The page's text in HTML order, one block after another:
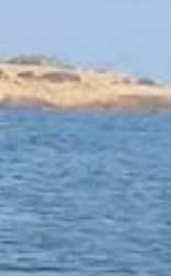
En
Des
la
l’eau, le